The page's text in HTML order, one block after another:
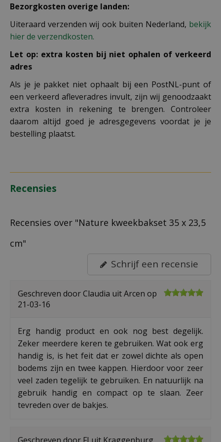
Bezorgkosten overige landen:
Uiteraard verzenden wij ook buiten Nederland, bekijk
hier de verzendkosten.
Let op: extra kosten bij niet ophalen of verkeerd
adres
Als je je pakket niet ophaalt bij een PostNL-punt of
een verkeerd afleveradres invult, zijn wij genoodzaakt
extra kosten in rekening te brengen. Controleer
daarom altijd goed je adresgegevens voordat je je
bestelling plaatst.
Recensies
Recensies over "Nature kweekbakset 35 x 23,5
cm"
Schrijf een recensie
Geschreven doorClaudia uit Arcen op
21-03-16
Erg handig product en ook nog best degelijk.
Zeker meerdere keren te gebruiken. Wat ook erg
handig is, is het feit dat er zowel dichte als open
bodems zijn en twee kappen. Hierdoor voor zeer
veel zaden tegelijk te gebruiken. En natuurlijk na
gebruik handig en compact op te slaan. Zeer
tevreden over de bakjes.